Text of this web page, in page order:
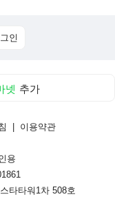
인
넷 추가
이용약관
용
타타워1차 508호